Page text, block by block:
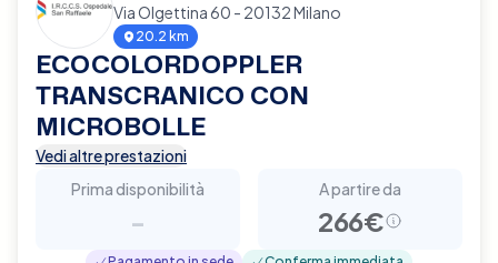
Via Olgettina 60 - 20132 Milano
20.2 km
ECOCOLORDOPPLER
TRANSCRANICO CON
MICROBOLLE
Vedi altre prestazioni
Prima disponibilità
-
A partire da
266€